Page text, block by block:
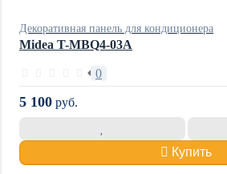
Декоративная панель для кондиционера
Midea T-MBQ4-03A
0
5 100 руб.
Купить